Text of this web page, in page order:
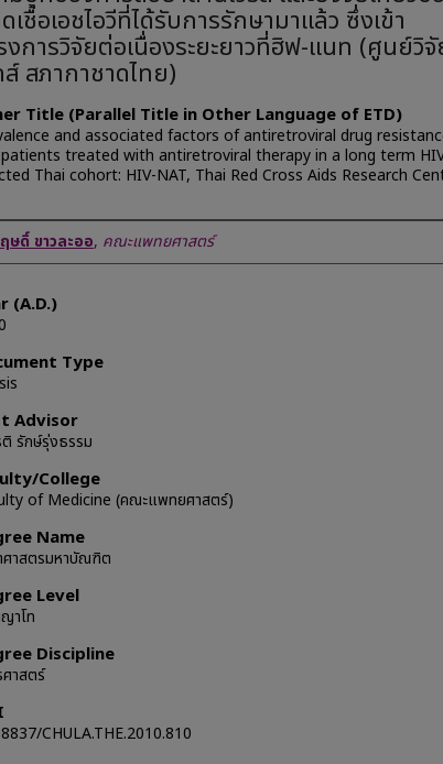
เชื้อเอชไอวีที่ได้รับการรักษามาแล้ว ซึ่งเข้า
งการวิจัยต่อเนื่องระยะยาวที่ฮิฟ-แนท (ศูนย์วิ
ส์ สภากาชาดไทย)
Title (Parallel Title in Other Language of ETD)
and associated factors of antiretroviral drug
patients treated with antiretroviral therapy in a long term
Thai cohort: HIV-NAT, Thai Red Cross Aids Research
ษดิ์ ขาวละออ, คณะแพทยศาสตร์
(A.D.)
Type
Advisor
ติ รักษ์รุ่งธรรม
College
of Medicine (คณะแพทยศาสตร์)
Name
ศาสตรมหาบัณฑิต
Level
าโท
Discipline
าสตร์
CHULA.THE.2010.810